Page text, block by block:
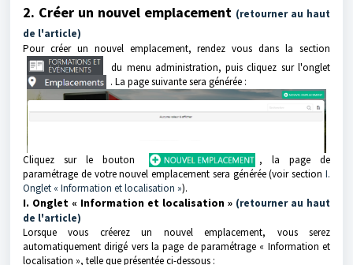
2. Créer un nouvel emplacement (retourner au haut
de l'article)
Pour créer un nouvel emplacement, rendez vous dans la section
du menu administration, puis cliquez sur l'onglet
. La page suivante sera générée :
Cliquez sur le bouton
, la page de
paramétrage de votre nouvel emplacement sera générée (voir section I.
Onglet « Information et localisation »).
I. Onglet « Information et localisation » (retourner au haut
de l'article)
Lorsque vous créerez un nouvel emplacement, vous serez
automatiquement dirigé vers la page de paramétrage « Information et
localisation », telle que présentée ci-dessous :